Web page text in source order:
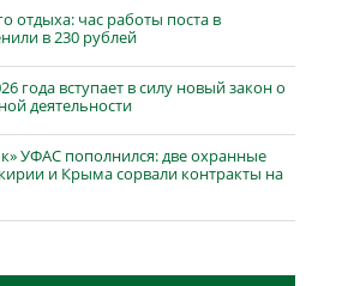
отдыха: час работы поста в
в 230 рублей
года вступает в силу новый закон о
деятельности
УФАС пополнился: две охранные
и Крыма сорвали контракты на